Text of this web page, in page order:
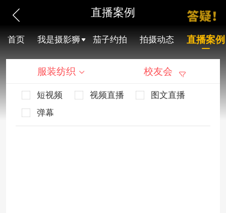
直播案例
首页 我是摄影狮 茄子约拍 拍摄动态 直播案例
服装纺织 校友会
短视频 视频直播
图文直播
弹幕